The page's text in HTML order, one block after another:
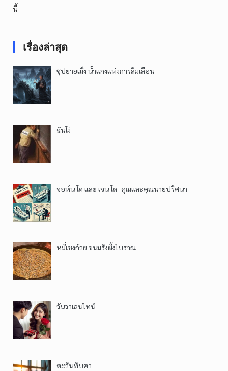
นี้
เรื่องล่าสุด
ซุปยายเมิ่ง น้ำแกงแห่งการลืมเลือน
ฉันโง่
จอห์น โด และ เจน โด- คุณและคุณนายปริศนา
หมี่เชงก้วย ขนมรังผึ้งโบราณ
วันวาเลนไทน์
ตะวันทับตา